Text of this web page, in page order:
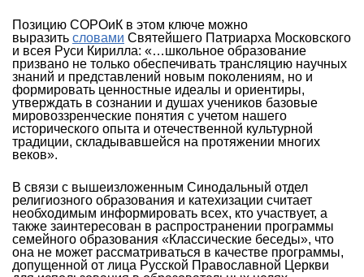
Позицию СОРОиК в этом ключе можно
выразить словами Святейшего Патриарха Московского
и всея Руси Кирилла: «…школьное образование
призвано не только обеспечивать трансляцию научных
знаний и представлений новым поколениям, но и
формировать ценностные идеалы и ориентиры,
утверждать в сознании и душах учеников базовые
мировоззренческие понятия с учетом нашего
исторического опыта и отечественной культурной
традиции, складывавшейся на протяжении многих
веков».
В связи с вышеизложенным Синодальный отдел
религиозного образования и катехизации считает
необходимым информировать всех, кто участвует, а
также заинтересован в распространении программы
семейного образования «Классические беседы», что
она не может рассматриваться в качестве программы,
допущенной от лица Русской Православной Церкви